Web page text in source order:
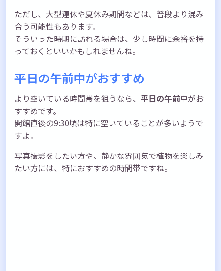
ただし、大型連休や夏休み期間などは、普段より混み
合う可能性もあります。
そういった時期に訪れる場合は、少し時間に余裕を持
っておくといいかもしれませんね。
平日の午前中がおすすめ
より空いている時間帯を狙うなら、 平日の午前中がお
すすめです。
開館直後の9:30頃は特に空いていることが多いようで
すよ。
写真撮影をしたい方や、静かな雰囲気で植物を楽しみ
たい方には、特におすすめの時間帯ですね。